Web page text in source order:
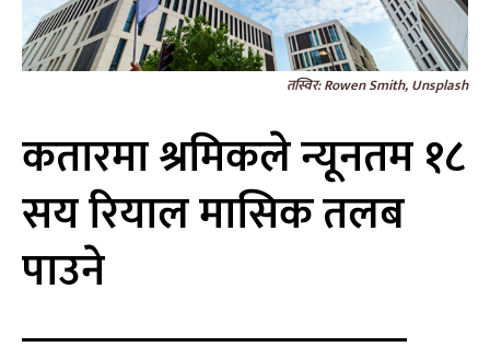
तस्विर: Rowen Smith, Unsplash
कतारमा श्रमिकले न्यूनतम १८
सय रियाल मासिक तलब
पाउने